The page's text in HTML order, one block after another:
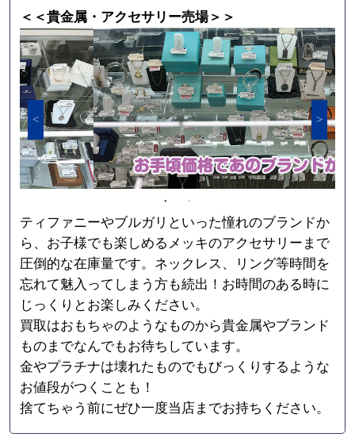
＜＜貴金属・アクセサリー売場＞＞
ティファニーやブルガリといった憧れのブランドか
ら、お子様でも楽しめるメッキのアクセサリーまで
圧倒的な在庫量です。ネックレス、リング等時間を
忘れて魅入ってしまう方も続出！お時間のある時に
じっくりとお楽しみください。
買取はおもちゃのようなものから貴金属やブランド
ものまでなんでもお待ちしています。
金やプラチナは壊れたものでもびっくりするような
お値段がつくことも！
捨てちゃう前にぜひ一度当店までお持ちください。